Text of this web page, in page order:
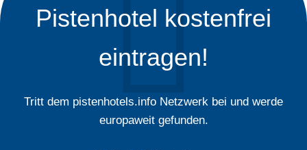
Pistenhotel kostenfrei
eintragen!
Tritt dem pistenhotels.info Netzwerk bei und werde
europaweit gefunden.